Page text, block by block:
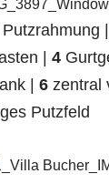
|
| 4
| 6 zentral
Putzfeld